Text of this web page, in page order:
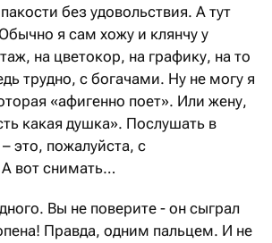
без удовольствия. А тут
я сам хожу и клянчу у
на цветокор, на графику, на то
трудно, с богачами. Ну не могу я
«афигенно поет». Или жену,
какая душка». Послушать в
это, пожалуйста, с
вот снимать…
Вы не поверите - он сыграл
Правда, одним пальцем. И не